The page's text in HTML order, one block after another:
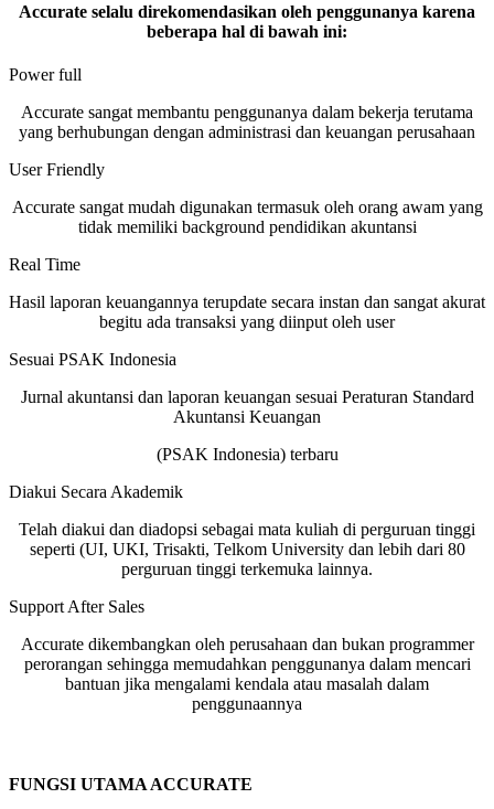
Accurate selalu direkomendasikan oleh penggunanya karena
beberapa hal di bawah ini:
Power full
Accurate sangat membantu penggunanya dalam bekerja terutama
yang berhubungan dengan administrasi dan keuangan perusahaan
User Friendly
Accurate sangat mudah digunakan termasuk oleh orang awam yang
tidak memiliki background pendidikan akuntansi
Real Time
Hasil laporan keuangannya terupdate secara instan dan sangat akurat
begitu ada transaksi yang diinput oleh user
Sesuai PSAK Indonesia
Jurnal akuntansi dan laporan keuangan sesuai Peraturan Standard
Akuntansi Keuangan
(PSAK Indonesia) terbaru
Diakui Secara Akademik
Telah diakui dan diadopsi sebagai mata kuliah di perguruan tinggi
seperti (UI, UKI, Trisakti, Telkom University dan lebih dari 80
perguruan tinggi terkemuka lainnya.
Support After Sales
Accurate dikembangkan oleh perusahaan dan bukan programmer
perorangan sehingga memudahkan penggunanya dalam mencari
bantuan jika mengalami kendala atau masalah dalam
penggunaannya
FUNGSI UTAMA ACCURATE